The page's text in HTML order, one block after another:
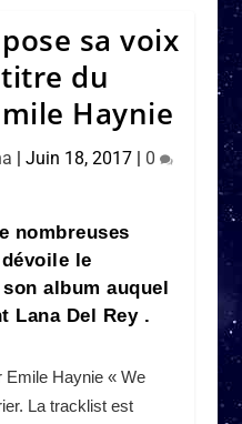
sa voix
du
Haynie
|Juin 18, 2017 | 0
nombreuses
le
album auquel
Lana Del Rey .
Emile Haynie « We
La tracklist est